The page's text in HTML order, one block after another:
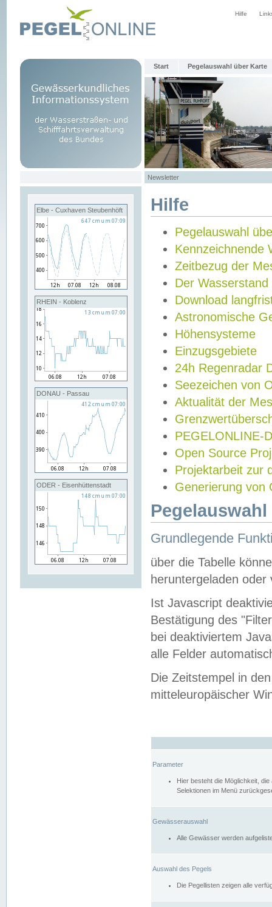
Hilfe
Start Pegelauswahl über Karte
Newsletter
Elbe - Cuxhaven Steubenhöft
RHEIN - Koblenz
DONAU - Passau
ODER - Eisenhüttenstadt
Hilfe
Pegelauswahl
Kennzeichnende
Zeitbezug der
Der Wasserstand
Download
Astronomische
Höhensysteme
Einzugsgebiete
24h Regenradar
Seezeichen von
Aktualität der
PEGELONLINE-
Open Source
Projektarbeit zur
Generierung von
Grundlegende
über die Tabelle
heruntergeladen oder
Ist Javascript
Bestätigung des
bei deaktiviertem
alle Felder
Die Zeitstempel in
mitteleuropäischer
Parameter
Hier besteht die Möglichkeit,
Selektionen im Menü
Gewässerauswahl
Alle Gewässer werden
Auswahl des Pegels
Die Pegellisten zeigen alle